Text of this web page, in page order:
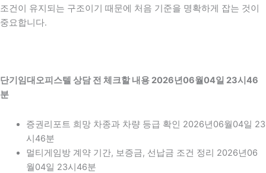
조건이 유지되는 구조이기 때문에 처음 기준을 명확하게 잡는 것이
중요합니다.
단기임대오피스텔 상담 전 체크할 내용 2026년06월04일 23시46
분
증권리포트 희망 차종과 차량 등급 확인 2026년06월04일 23
시46분
멀티게임방 계약 기간, 보증금, 선납금 조건 정리 2026년06
월04일 23시46분